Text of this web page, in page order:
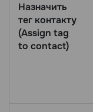
Назначить
тег контакту
(Assign tag
to contact)